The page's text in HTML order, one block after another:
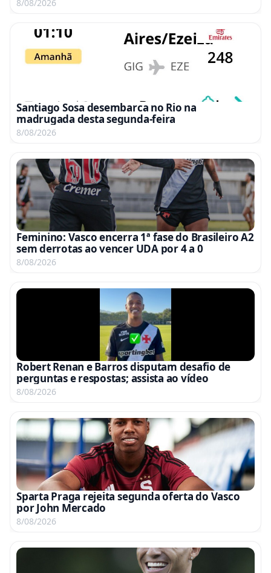
8/08/2026
Santiago Sosa desembarca no Rio na
madrugada desta segunda-feira
8/08/2026
Feminino: Vasco encerra 1ª fase do Brasileiro A2
sem derrotas ao vencer UDA por 4 a 0
8/08/2026
Robert Renan e Barros disputam desafio de
perguntas e respostas; assista ao vídeo
8/08/2026
Sparta Praga rejeita segunda oferta do Vasco
por John Mercado
8/08/2026